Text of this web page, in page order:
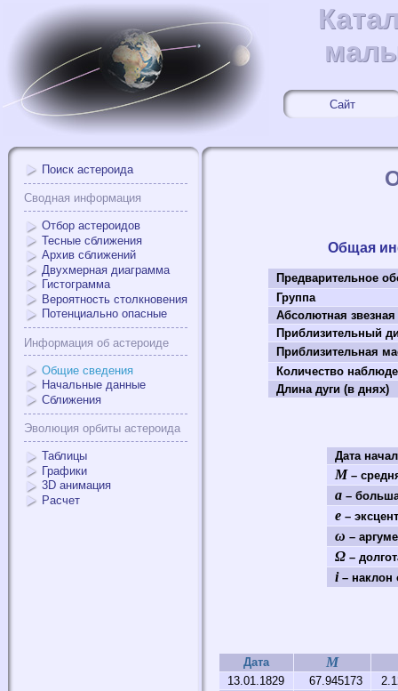
Сайт
Поиск астероида
Сводная информация
Отбор астероидов
Тесные сближения
Архив сближений
Двухмерная диаграмма
Гистограмма
Вероятность столкновения
Потенциально опасные
Информация об астероиде
Общие сведения
Начальные данные
Сближения
Эволюция орбиты астероида
Таблицы
Графики
3D анимация
Расчет
Общая
Предварительное
Группа
Абсолютная
Приблизительный
Приблизительная
Количество
Длина дуги (в днях)
Дата
M –
a–
e–
ω –
Ω–
i– наклон
Дата M
13.01.1829 67.945173